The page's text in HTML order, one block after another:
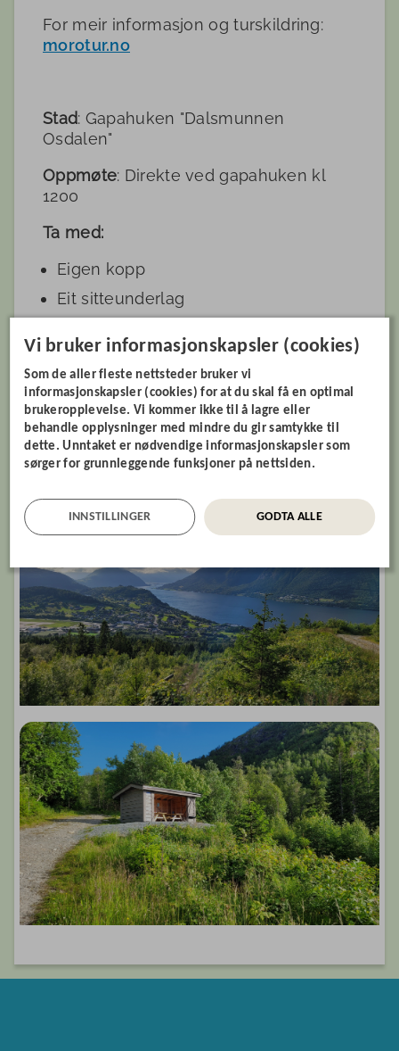
For meir informasjon og turskildring:
morotur.no
Stad: Gapahuken "Dalsmunnen
Osdalen"
Oppmøte: Direkte ved gapahuken kl
1200
Ta med:
Eigen kopp
Eit sitteunderlag
Ellers gjeld det å kle seg etter veret.
Ta med familie og vener, så sjåast vi på
laurdag 27.september!
Vi bruker informasjonskapsler (cookies)
Som de aller fleste nettsteder bruker vi
informasjonskapsler (cookies) for at du skal få en optimal
brukeropplevelse. Vi kommer ikke til å lagre eller
behandle opplysninger med mindre du gir samtykke til
dette. Unntaket er nødvendige informasjonskapsler som
sørger for grunnleggende funksjoner på nettsiden.
INNSTILLINGER GODTA ALLE